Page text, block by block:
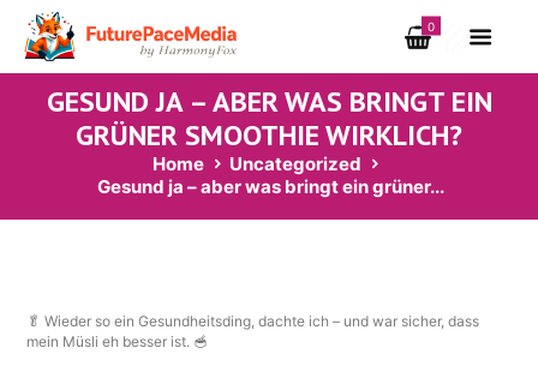
0
GESUND JA – ABER WAS BRINGT EIN
GRÜNER SMOOTHIE WIRKLICH?
Home
Uncategorized
Gesund ja – aber was bringt ein grüner...
🥬 Wieder so ein Gesundheitsding, dachte ich – und war sicher, dass
mein Müsli eh besser ist. 🥣